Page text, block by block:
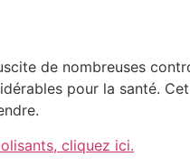
de nombreuses
pour la santé.
cliquez ici.